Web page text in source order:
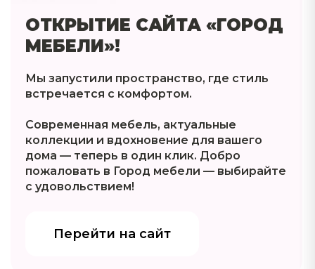
ОТКРЫТИЕ САЙТА «ГОРОД
МЕБЕЛИ»!
Мы запустили пространство, где стиль
встречается с комфортом.
Современная мебель, актуальные
коллекции и вдохновение для вашего
дома — теперь в один клик. Добро
пожаловать в Город мебели — выбирайте
с удовольствием!
Перейти на сайт